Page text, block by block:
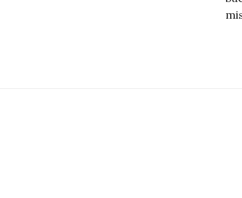
Para Beber un Mate Saludable